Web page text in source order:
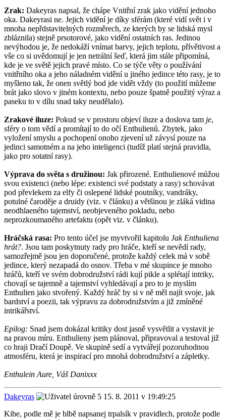
Zrak: Dakeyras napsal, že chápe Vnitřní zrak jako vidění jednoho
oka. Dakeyrasi ne. Jejich vidění je díky sférám (které vidí svět i v
mnoha nepřdstavitelných rozměrech, ze kterých by se lidská mysl
zbláznila) stejně prsotorové, jako vidění ostatních ras. Jedinou
nevýhodou je, že nedokáží vnímat barvy, jejich teplotu, přívětivost a
vše co si uvědomují je jen netrální šeď, která jim stále připomíná,
kde je ve světě jejich pravé místo. Co se týče věty o používání
vnitřního oka a jeho náladném vidění u jiného jedince této rasy, je to
myšleno tak, že onen světlý bod jde vidět vždy (to použití můžeme
brát jako slovo v jiném kontextu, nebo pouze špatně použitý výraz a
paseku to v dílu snad taky neudělalo).
Zrakové iluze: Pokud se v prostoru objeví iluze a doslova tam je,
sféry o tom vědí a promítají to do očí Enthulienů. Zbytek, jako
vyložení smyslu a pochopení onoho zjevení už závysí pouze na
jedinci samotném a na jeho inteligenci (tudíž platí stejná pravidla,
jako pro sotatní rasy).
Výprava do světa s družinou: Jak přirozené. Enthulienové můžou
svou existenci (nebo lépe: existenci své podstaty a rasy) schovávat
pod převlekem za elfy či oslepené lidské poutníky, vandráky,
potulné čaroděje a druidy (viz. v článku) a většinou je zláká vidina
neodhlaeného tajemství, neobjeveného pokladu, nebo
neprozkoumaného artefaktu (opět viz. v článku).
Hráčská rasa: Pro tento účel jse myvtvořil kapitolu Jak Enthuliena
hrát?. Jsou tam poskytnuty rady pro hráče, kteří se nevědí rady,
samozřejmě jsou jen doporučené, protože každý celek má v sobě
jedince, který nezapadá do osnov. Třeba v mé skupince je mnoho
hráčů, kteří ve svém dobrodružství rádi kují pikle a splétají intriky,
chovají se tajemně a tajemství vyhledávají a pro to je myslím
Enthulien jako stvořený. Každý hráč by si v ně měl najít svoje, jak
bardství a poezii, tak výpravu za dobrodružstvím a již zmíněné
intrikářství.
Epilog: Snad jsem dokázal kritiky dost jasně vysvětlit a vystavit je
na pravou míru. Enthulieny jsem plánoval, připravoval a testoval již
co hraji Dračí Doupě. Ve skupině sedí a vytvářejí pozoruhodnou
atmosféru, která je inspirací pro mnohá dobrodružství a zápletky.
Enthulein Aure, Váš Danixxx
Dakeyras
15. 8. 2011 v 19:49:25
Kibe, podle mě je blbě napsanej trpalsík v pravidlech, protože podle